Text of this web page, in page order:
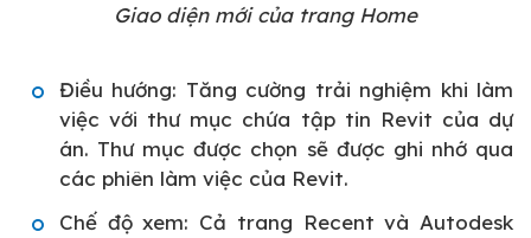
Giao diện mới của trang Home
Điều hướng: Tăng cường trải nghiệm khi làm
việc với thư mục chứa tập tin Revit của dự
án. Thư mục được chọn sẽ được ghi nhớ qua
các phiên làm việc của Revit.
Chế độ xem: Cả trang Recent và Autodesk